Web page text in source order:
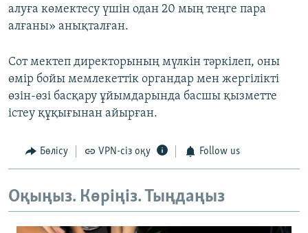
алуға көмектесу үшін одан 20 мың теңге пара
алғаны» анықталған.
Сот мектеп директорының мүлкін тәркілеп, оны
өмір бойы мемлекеттік органдар мен жергілікті
өзін-өзі басқару ұйымдарында басшы қызметте
істеу құқығынан айырған.
Бөлісу VPN-сіз оқу Follow us
Оқыңыз. Көріңіз. Тыңдаңыз